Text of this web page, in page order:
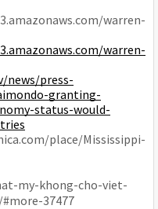
warren-
warren-
news/press-
granting-
status-would-
place/Mississippi-
my-khong-cho-viet-
37477